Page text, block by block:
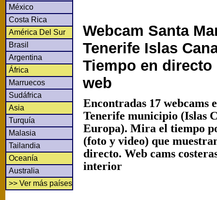
México
Costa Rica
América Del Sur
Brasil
Argentina
África
Marruecos
Sudáfrica
Asia
Turquía
Malasia
Tailandia
Oceanía
Australia
>> Ver más países
Webcam Santa
Tenerife Islas
Tiempo en directo
web
Encontradas 17 webcams
Tenerife municipio (Islas
Europa). Mira el tiempo
(foto y video) que
directo. Web cams
interior